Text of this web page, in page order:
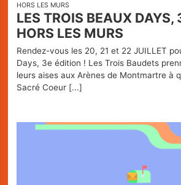
HORS LES MURS
LES TROIS BEAUX
HORS LES MURS
Rendez-vous les 20, 21 et 22 JUILLET
Days, 3e édition ! Les Trois Baudets
leurs aises aux Arènes de Montmartre à
Sacré Coeur [...]